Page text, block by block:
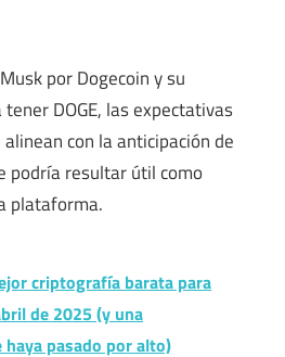
por Dogecoin y su
DOGE, las expectativas
con la anticipación de
podría resultar útil como
plataforma.
criptografía barata para
de 2025 (y una
pasado por alto)